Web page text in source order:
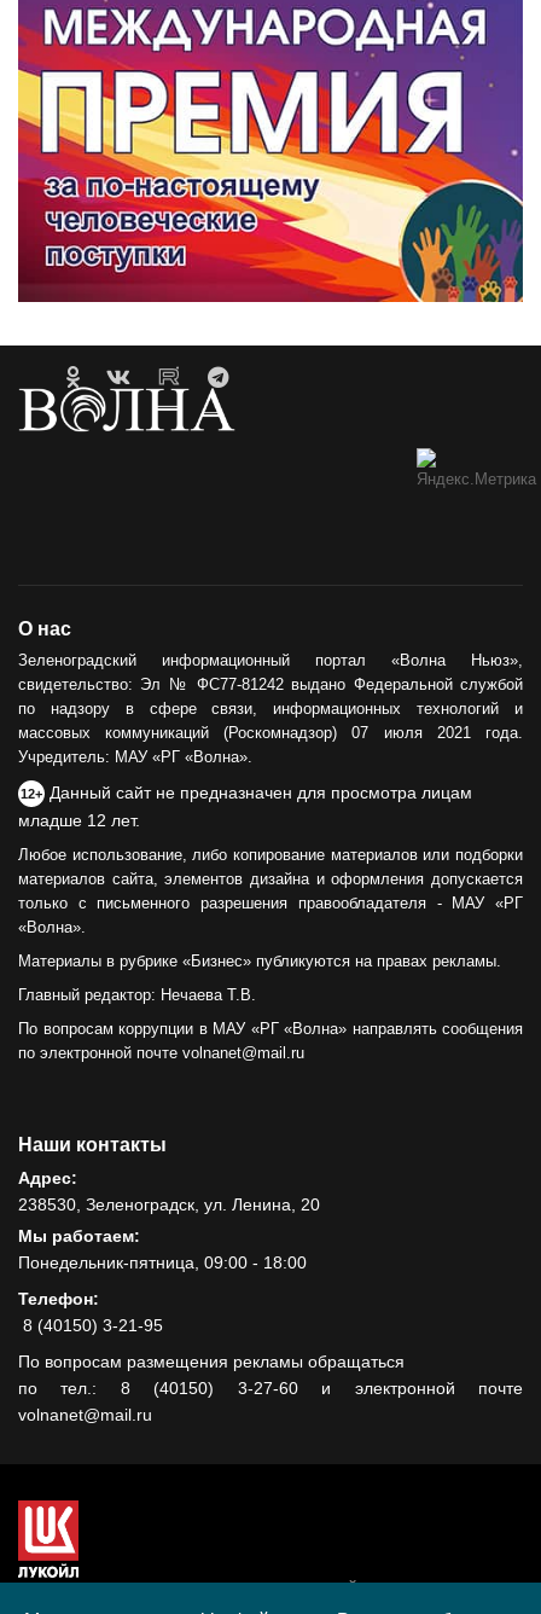
О нас
Зеленоградский информационный портал «Волна Ньюз»,
свидетельство: Эл № ФС77-81242 выдано Федеральной службой
по надзору в сфере связи, информационных технологий и
массовых коммуникаций (Роскомнадзор) 07 июля 2021 года.
Учредитель: МАУ «РГ «Волна».
12+ Данный сайт не предназначен для просмотра лицам
младше 12 лет.
Любое использование, либо копирование материалов или подборки
материалов сайта, элементов дизайна и оформления допускается
только с письменного разрешения правообладателя - МАУ «РГ
«Волна».
Материалы в рубрике «Бизнес» публикуются на правах рекламы.
Главный редактор: Нечаева Т.В.
По вопросам коррупции в МАУ «РГ «Волна» направлять сообщения
по электронной почте volnanet@mail.ru
Наши контакты
Адрес:
238530, Зеленоградск, ул. Ленина, 20
Мы работаем:
Понедельник-пятница, 09:00 - 18:00
Телефон:
8 (40150) 3-21-95
По вопросам размещения рекламы обращаться
по тел.: 8 (40150) 3-27-60 и электронной почте
volnanet@mail.ru